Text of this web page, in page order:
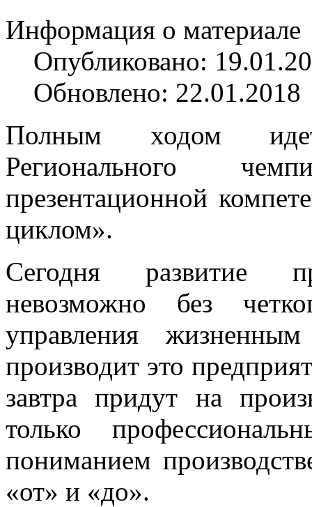
Информация о материале
Опубликовано:
Обновлено: 22.01.2018
Полным ходом идет
Регионального
презентационной
циклом».
Сегодня развитие
невозможно без
управления
производит это
завтра придут на
только
пониманием
«от» и «до».